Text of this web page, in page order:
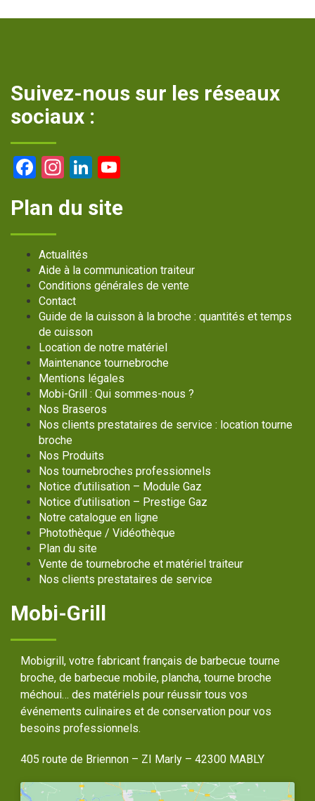
Suivez-nous sur les réseaux
sociaux :
Facebook
Instagram
LinkedIn
Plan du site
Actualités
Aide à la communication traiteur
Conditions générales de vente
Contact
Guide de la cuisson à la broche : quantités et temps
de cuisson
Location de notre matériel
Maintenance tournebroche
Mentions légales
Mobi-Grill : Qui sommes-nous ?
Nos Braseros
Nos clients prestataires de service : location tourne
broche
Nos Produits
Nos tournebroches professionnels
Notice d’utilisation – Module Gaz
Notice d’utilisation – Prestige Gaz
Notre catalogue en ligne
Photothèque / Vidéothèque
Plan du site
Vente de tournebroche et matériel traiteur
Nos clients prestataires de service
Mobi-Grill
Mobigrill, votre fabricant français de barbecue tourne
broche, de barbecue mobile, plancha, tourne broche
méchoui… des matériels pour réussir tous vos
événements culinaires et de conservation pour vos
besoins professionnels.
405 route de Briennon – ZI Marly – 42300 MABLY